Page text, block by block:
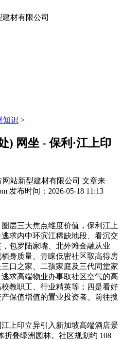
知识 >
) 网坐 - 保利·江上印
网站新型建材有限公司 文章来
发布时间：2026-05-18 11:13
三大焦点维度价值，保利江上
求内中环滨江稀缺地段、看沉交
包罗陆家嘴、北外滩金融从业
身质量、青睐低密社区取高得房
口之家、二孩家庭及三代同堂家
求高端物业办事取社区空气的高
教职工、行业精英等；四是看好
保值增值的置业投资者。前往搜
印立异引入新加坡高端酒店景
折叠绿洲园林。社区规划约 108